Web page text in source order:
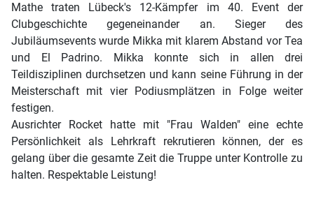
Mathe traten Lübeck's 12-Kämpfer im 40. Event der
Clubgeschichte gegeneinander an. Sieger des
Jubiläumsevents wurde Mikka mit klarem Abstand vor Tea
und El Padrino. Mikka konnte sich in allen drei
Teildisziplinen durchsetzen und kann seine Führung in der
Meisterschaft mit vier Podiusmplätzen in Folge weiter
festigen.
Ausrichter Rocket hatte mit "Frau Walden" eine echte
Persönlichkeit als Lehrkraft rekrutieren können, der es
gelang über die gesamte Zeit die Truppe unter Kontrolle zu
halten. Respektable Leistung!